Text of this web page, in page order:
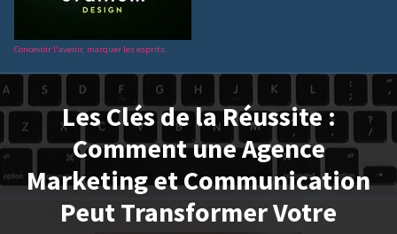
Concevoir l'avenir, marquer les esprits.
Les Clés de la Réussite :
Comment une Agence
Marketing et Communication
Peut Transformer Votre